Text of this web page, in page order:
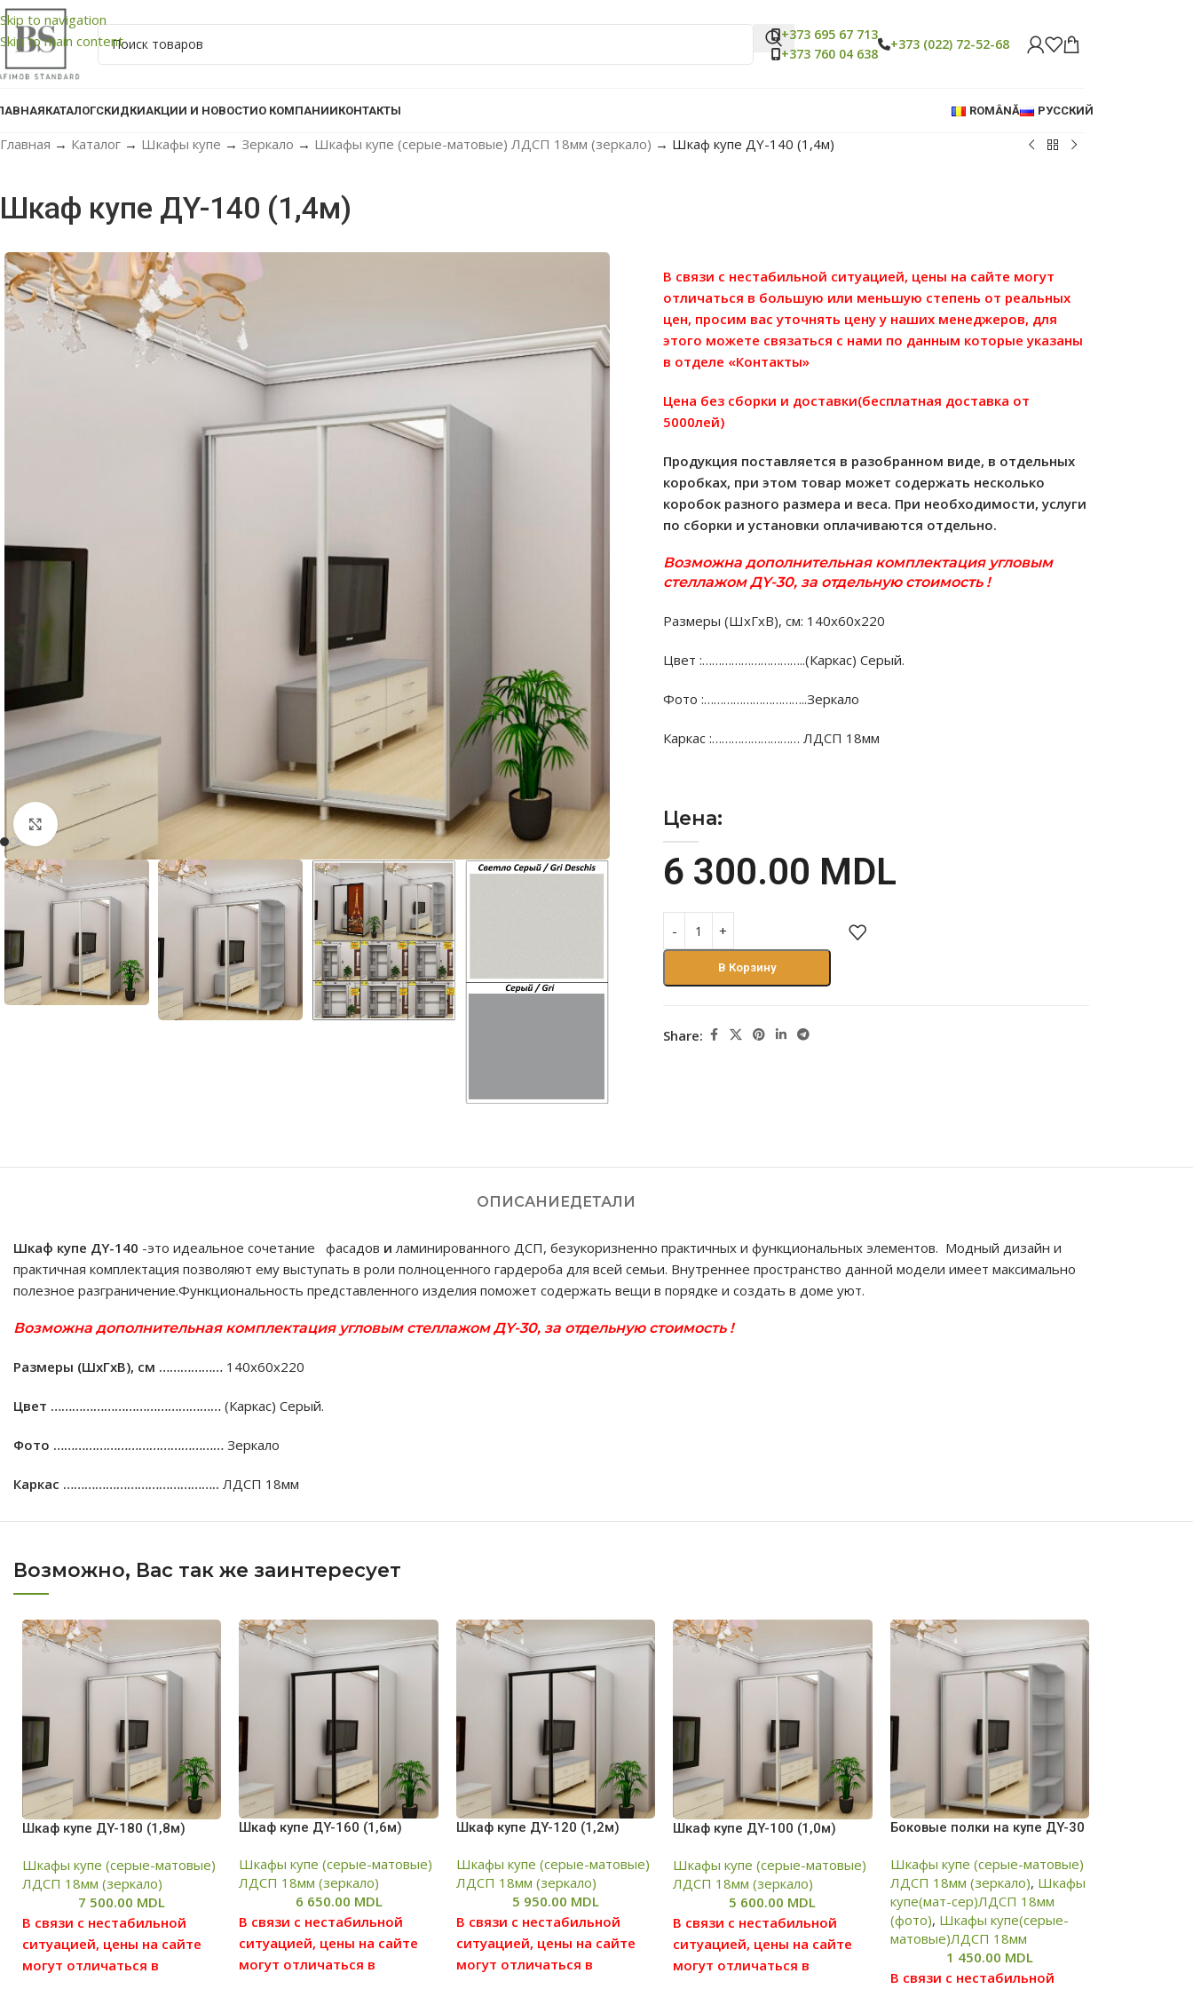
Skip to navigation
Skip to main content
+373 695 67 713
+373 760 04 638
+373 (022) 72-52-68
КАТАЛОГСКИДКИАКЦИИ И НОВОСТИО КОМПАНИИКОНТАКТЫ ROMÂNĂ РУССКИЙ
Главная → Каталог → Шкафы купе → Зеркало → Шкафы купе (серые-матовые) ЛДСП 18мм (зеркало) → Шкаф купе ДY-140 (1,4м)
Шкаф купе ДY-140 (1,4м)
Нажмите, чтобы увеличить
В связи с нестабильной ситуацией, цены на сайте могут
отличаться в большую или меньшую степень от реальных
цен, просим вас уточнять цену у наших менеджеров, для
этого можете связаться с нами по данным которые указаны
в отделе «Контакты»
Цена без сборки и доставки(бесплатная доставка от
5000лей)
Продукция поставляется в разобранном виде, в отдельных
коробках, при этом товар может содержать несколько
коробок разного размера и веса. При необходимости, услуги
по сборки и установки оплачиваются отдельно.
Возможна дополнительная комплектация угловым
стеллажом ДY-30, за отдельную стоимость !
Размеры (ШхГхВ), см: 140х60х220
Цвет :…………………………..(Каркас) Серый.
Фото :…………………………..Зеркало
Каркас :……………………… ЛДСП 18мм
Цена:
6 300.00 MDL
В Корзину
Share:
ОПИСАНИЕДЕТАЛИ
Шкаф купе ДY-140 -это идеальное сочетание фасадов иламинированного ДСП, безукоризненно практичных и функциональных элементов. Модный дизайн и
практичная комплектация позволяют ему выступать в роли полноценного гардероба для всей семьи. Внутреннее пространство данной модели имеет максимально
полезное разграничение.Функциональность представленного изделия поможет содержать вещи в порядке и создать в доме уют.
Возможна дополнительная комплектация угловым стеллажом ДY-30, за отдельную стоимость !
Размеры (ШхГхВ), см ……………… 140х60х220
Цвет ………………………………………… (Каркас) Серый.
Фото ………………………………………… Зеркало
Каркас …………………………………….. ЛДСП 18мм
Возможно, Вас так же заинтересует
Шкаф купе ДY-180 (1,8м)
Шкафы купе (серые-матовые)
ЛДСП 18мм (зеркало)
7 500.00 MDL
В связи с нестабильной
ситуацией, цены на сайте
могут отличаться в
Шкаф купе ДY-160 (1,6м)
Шкафы купе (серые-матовые)
ЛДСП 18мм (зеркало)
6 650.00 MDL
В связи с нестабильной
ситуацией, цены на сайте
могут отличаться в
Шкаф купе ДY-120 (1,2м)
Шкафы купе (серые-матовые)
ЛДСП 18мм (зеркало)
5 950.00 MDL
В связи с нестабильной
ситуацией, цены на сайте
могут отличаться в
Шкаф купе ДY-100 (1,0м)
Шкафы купе (серые-матовые)
ЛДСП 18мм (зеркало)
5 600.00 MDL
В связи с нестабильной
ситуацией, цены на сайте
могут отличаться в
Боковые полки на купе ДY-30
Шкафы купе (серые-матовые)
ЛДСП 18мм (зеркало), Шкафы
купе(мат-сер)ЛДСП 18мм
(фото), Шкафы купе(серые-
матовые)ЛДСП 18мм
1 450.00 MDL
В связи с нестабильной